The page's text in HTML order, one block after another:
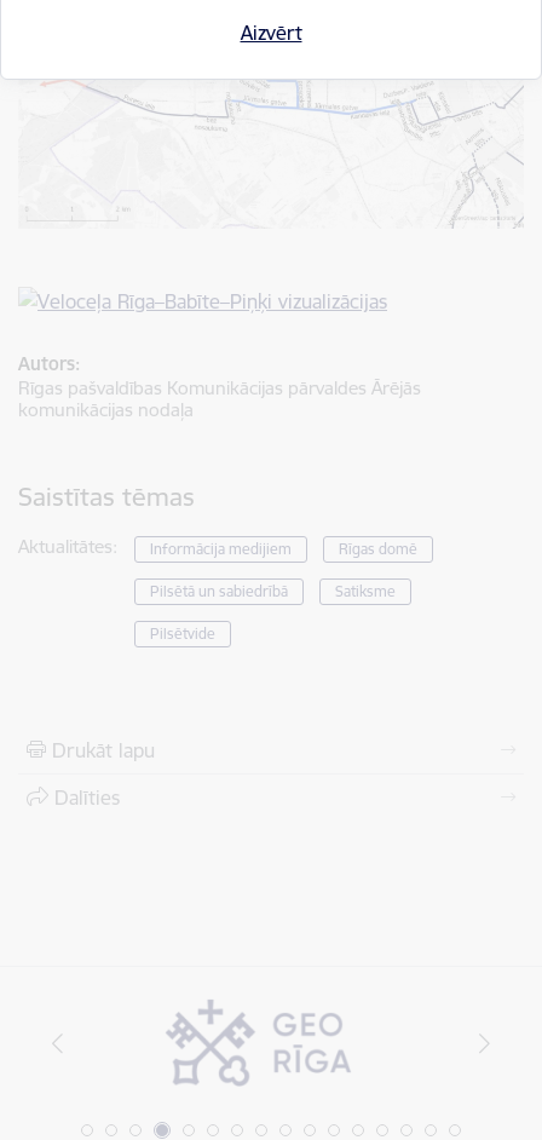
Aizvērt
Autors:
Rīgas pašvaldības Komunikācijas pārvaldes Ārējās
komunikācijas nodaļa
Saistītas tēmas
Aktualitātes: Informācija medijiem Rīgas domē
Pilsētā un sabiedrībā Satiksme
Pilsētvide
Drukāt lapu
Dalīties